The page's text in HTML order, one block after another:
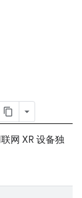
网 XR 设备独